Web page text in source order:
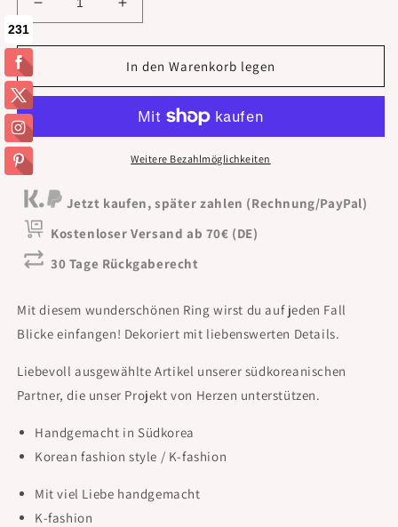
Verringere
die
Menge
Pearl
Erhöhe
die
Menge
für
Pearl
In den Warenkorb legen
Weitere Bezahlmöglichkeiten
Jetzt kaufen, später zahlen (Rechnung/PayPal)
Kostenloser Versand ab 70€ (DE)
30 Tage Rückgaberecht
Mit diesem wunderschönen Ring wirst du auf jeden Fall
Blicke einfangen! Dekoriert mit liebenswerten Details.
Liebevoll ausgewählte Artikel unserer südkoreanischen
Partner, die unser Projekt von Herzen unterstützen.
Handgemacht in Südkorea
Korean fashion style / K-fashion
Mit viel Liebe handgemacht
K-fashion